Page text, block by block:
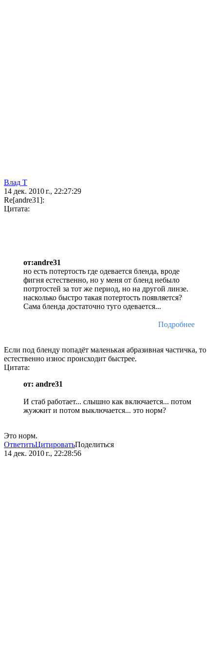
Влад Т
14 дек. 2010 г., 22:27:29
Re[andre31]:
Цитата:
от:andre31
но есть потертость где одевается бленда, вроде
фигня естественно, но у меня от бленд небыло
потртостей за тот же период, но на другой линзе.
насколько быстро такая потертость появляется?
Сама бленда достаточно туго одевается...
Подробнее
Если под бленду попадёт маленькая абразивная частичка, то
естественно износ происходит быстрее.
Цитата:
от: andre31
И стаб работает... слышно как включается... потом
жужжит и потом выключается... это норм?
Это норм.
ОтветитьЦитироватьПоделиться
14 дек. 2010 г., 22:28:56